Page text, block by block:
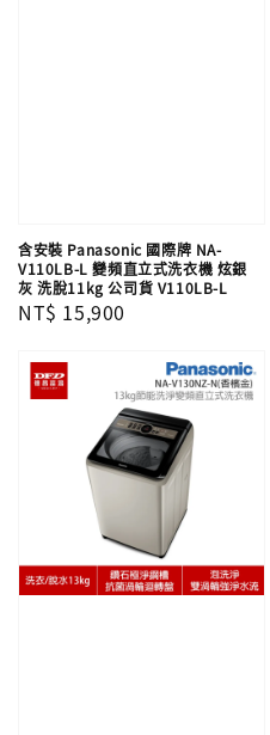
含安裝 Panasonic 國際牌 NA-
V110LB-L 變頻直立式洗衣機 炫銀
灰 洗脫11kg 公司貨 V110LB-L
Regular
NT$ 15,900